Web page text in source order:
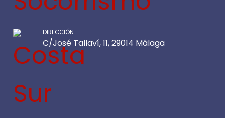
DIRECCIÓN :
C/José Tallaví, 11, 29014 Málaga